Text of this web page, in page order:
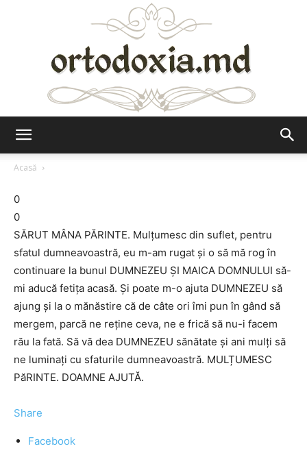
Acasă
0
0
SĂRUT MÂNA PĂRINTE. Mulțumesc din suflet, pentru
sfatul dumneavoastră, eu m-am rugat și o să mă rog în
continuare la bunul DUMNEZEU ȘI MAICA DOMNULUI să-
mi aducă fetița acasă. Și poate m-o ajuta DUMNEZEU să
ajung și la o mănăstire că de câte ori îmi pun în gând să
mergem, parcă ne reține ceva, ne e frică să nu-i facem
rău la fată. Să vă dea DUMNEZEU sănătate și ani mulți să
ne luminați cu sfaturile dumneavoastră. MULȚUMESC
PăRINTE. DOAMNE AJUTĂ.
Share
Facebook